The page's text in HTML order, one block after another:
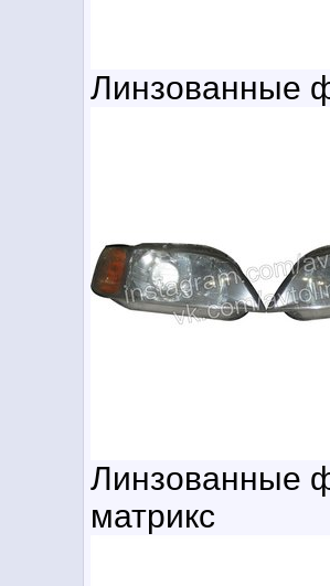
Линзованные
Линзованные
матрикс